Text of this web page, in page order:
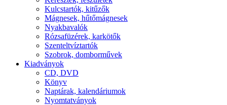
Kulcstartók, kitűzők
Mágnesek, hűtőmágnesek
Nyakbavalók
Rózsafüzérek, karkötők
Szenteltvíztartók
Szobrok, domborművek
Kiadványok
CD, DVD
Könyv
Naptárak, kalendáriumok
Nyomtatványok